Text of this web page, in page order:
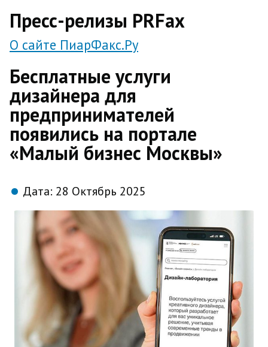
Пресс-релизы PRFax
О сайте ПиарФакс.Ру
Бесплатные услуги
дизайнера для
предпринимателей
появились на портале
«Малый бизнес Москвы»
Дата: 28 Октябрь 2025